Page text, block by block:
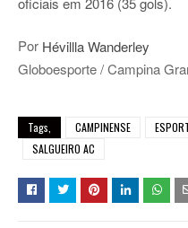
Por Hévillla Wanderley
Globoesporte / Campina
Tags, CAMPINENSE
SALGUEIRO AC